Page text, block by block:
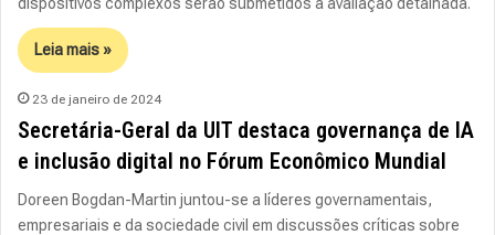
Leia mais »
23 de janeiro de 2024
Secretária-Geral da UIT destaca governança de IA
e inclusão digital no Fórum Econômico Mundial
Doreen Bogdan-Martin juntou-se a líderes governamentais,
empresariais e da sociedade civil em discussões críticas sobre